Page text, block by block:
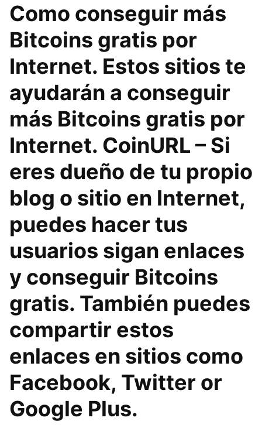
Como conseguir más
Bitcoins gratis por
Internet. Estos sitios te
ayudarán a conseguir
más Bitcoins gratis por
Internet. CoinURL – Si
eres dueño de tu propio
blog o sitio en Internet,
puedes hacer tus
usuarios sigan enlaces
y conseguir Bitcoins
gratis. También puedes
compartir estos
enlaces en sitios como
Facebook, Twitter or
Google Plus.